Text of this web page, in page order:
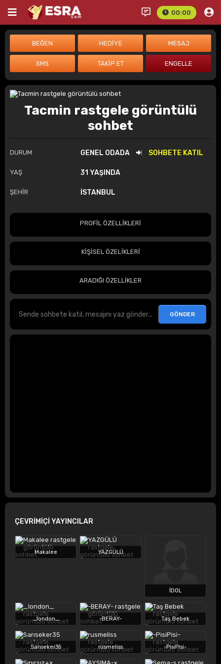
00:00
Tacmin rastgele görüntülü
sohbet
DURUM GENEL ODADA SOHBETE KATIL
YAŞ 31 YAŞINDA
ŞEHİR İSTANBUL
PROFİL ÖZELLİKLERİ
KİŞİSEL ÖZELİKLERİ
ARADIĞI ÖZELLİKLER
ÇEVRİMİÇİ YAYINCILAR
Makalee YAZGÜLÜ
İDOL
_london_ -BERAY- Taş Bebek
Sarıseker35 rusmeliss -PisiPisi-